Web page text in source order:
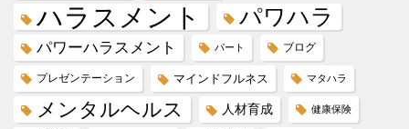
ハラスメント パワハラ
パワーハラスメント パート ブログ
プレゼンテーション マインドフルネス マタハラ
メンタルヘルス 人材育成 健康保険